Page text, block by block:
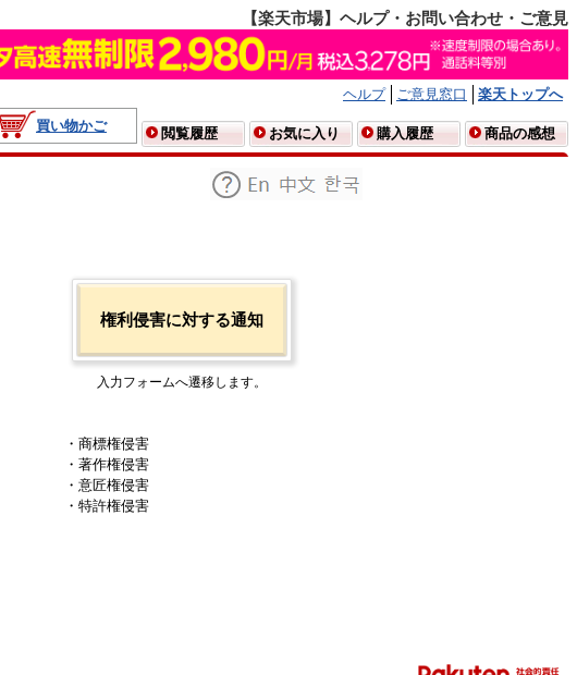
【楽天市場】ヘルプ・お問い合わせ・ご意見
ヘルプ ご意見窓口
楽天トップへ
買い物かご
閲覧履歴 お気に入り 購入履歴 商品の感想
権利侵害に対する通知
入力フォームへ遷移します。
・商標権侵害
・著作権侵害
・意匠権侵害
・特許権侵害